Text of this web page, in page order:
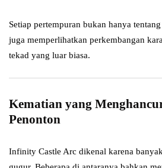
Setiap pertempuran bukan hanya
juga memperlihatkan perkembangan
tekad yang luar biasa.
Kematian yang
Penonton
Infinity Castle Arc dikenal karena